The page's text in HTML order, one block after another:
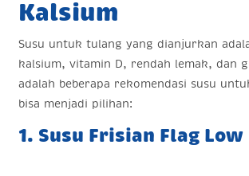
Kalsium
Susu untuk tulang yang dianjurkan
kalsium, vitamin D, rendah lemak, dan
adalah beberapa rekomendasi susu
bisa menjadi pilihan:
1. Susu Frisian Flag